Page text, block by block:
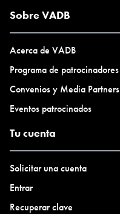
Sobre VADB
Acerca de VADB
Programa de patrocinadores
Convenios y Media Partners
Eventos patrocinados
Tu cuenta
Solicitar una cuenta
Entrar
Recuperar clave